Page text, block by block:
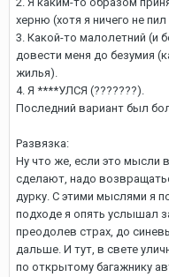
херню (хотя я ничего не пил
3. Какой-то малолетний (и
довести меня до безумия
жилья).
4. Я ****УЛСЯ (???????).
Последний вариант был
Развязка:
Ну что же, если это мысли
сделают, надо
дурку. С этими мыслями я
подходе я опять услышал
преодолев страх, до
дальше. И тут, в свете
по открытому багажнику